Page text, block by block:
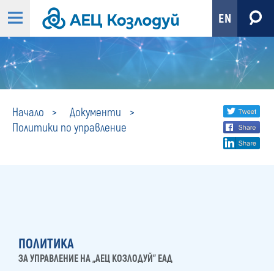
EN
Начало
Документи
Политики по управление
ПолитикиShare
social
ПОЛИТИКА
ЗА УПРАВЛЕНИЕ НА „АЕЦ КОЗЛОДУЙ” ЕАД